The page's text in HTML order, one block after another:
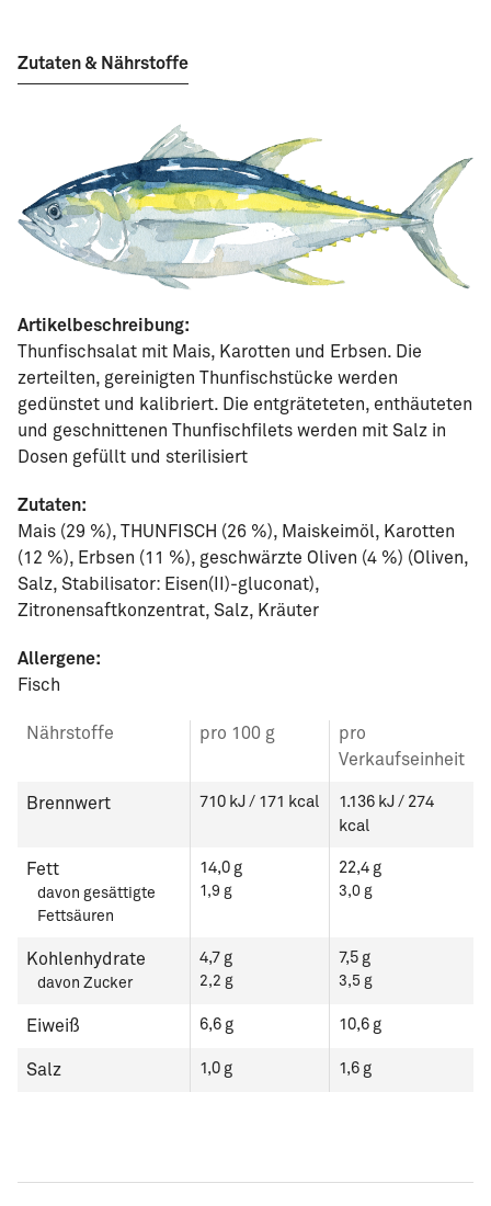
Zutaten & Nährstoffe
Artikelbeschreibung:
Thunfischsalat mit Mais, Karotten und Erbsen. Die
zerteilten, gereinigten Thunfischstücke werden
gedünstet und kalibriert. Die entgräteteten, enthäuteten
und geschnittenen Thunfischfilets werden mit Salz in
Dosen gefüllt und sterilisiert
Zutaten:
Mais (29 %), THUNFISCH (26 %), Maiskeimöl, Karotten
(12 %), Erbsen (11 %), geschwärzte Oliven (4 %) (Oliven,
Salz, Stabilisator: Eisen(II)-gluconat),
Zitronensaftkonzentrat, Salz, Kräuter
Allergene:
Fisch
Nährstoffe pro 100 g
pro
Verkaufseinheit
Brennwert 710 kJ / 171 kcal
1.136 kJ / 274
kcal
Fett
davon gesättigte
Fettsäuren
14,0 g
1,9 g
22,4 g
3,0 g
Kohlenhydrate
davon Zucker
4,7 g
2,2 g
7,5 g
3,5 g
Eiweiß 6,6 g 10,6 g
Salz 1,0 g 1,6 g